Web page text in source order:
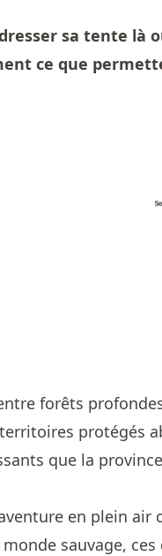
sa tente là
ce que
forêts
protégés
que la
en plein air
sauvage, ces